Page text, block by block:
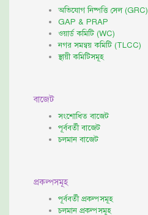
অভিযোগ নিষ্পত্তি সেল (GRC)
GAP & PRAP
ওয়ার্ড কমিটি (WC)
নগর সমন্বয় কমিটি (TLCC)
স্থায়ী কমিটিসমূহ
বাজেট
সংশোধিত বাজেট
পূর্ববর্তী বাজেট
চলমান বাজেট
প্রকল্পসমূহ
পূর্ববর্তী প্রকল্পসমূহ
চলমান প্রকল্পসমূহ